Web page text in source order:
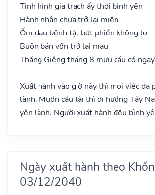
Tình hình gia trạch ấy thời bình yên
Hành nhân chưa trở lại miền
Ốm đau bệnh tật bớt phiền không lo
Buôn bán vốn trở lại mau
Tháng Giêng tháng 8 mưu cầu có
Xuất hành vào giờ này thì mọi việc đa
lành. Muốn cầu tài thì đi hướng Tây
yên lành. Người xuất hành đều bình
Ngày xuất hành theo
03/12/2040